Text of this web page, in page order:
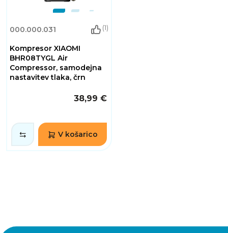
000.000.031 (1)
Kompresor XIAOMI
BHR08TYGL Air
Compressor, samodejna
nastavitev tlaka, črn
38,99 €
V košarico